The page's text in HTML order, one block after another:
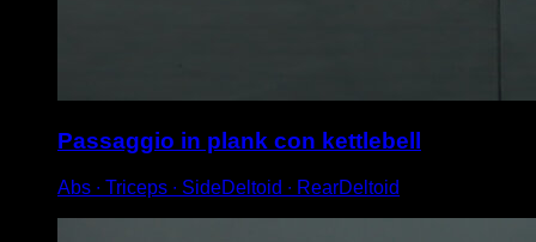
Passaggio in plank con kettlebell
Abs ∙ Triceps ∙ SideDeltoid ∙ RearDeltoid